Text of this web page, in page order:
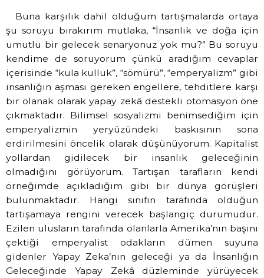
Buna karşılık dahil olduğum tartışmalarda ortaya
şu soruyu bırakırım mutlaka, “İnsanlık ve doğa için
umutlu bir gelecek senaryonuz yok mu?” Bu soruyu
kendime de soruyorum çünkü aradığım cevaplar
içerisinde “kula kulluk”, “sömürü”, “emperyalizm” gibi
insanlığın aşması gereken engellere, tehditlere karşı
bir olanak olarak yapay zekâ destekli otomasyon öne
çıkmaktadır. Bilimsel sosyalizmi benimsediğim için
emperyalizmin yeryüzündeki baskısının sona
erdirilmesini öncelik olarak düşünüyorum. Kapitalist
yollardan gidilecek bir insanlık geleceğinin
olmadığını görüyorum. Tartışan tarafların kendi
örneğimde açıkladığım gibi bir dünya görüşleri
bulunmaktadır. Hangi sınıfın tarafında olduğun
tartışamaya rengini verecek başlangıç durumudur.
Ezilen ulusların tarafında olanlarla Amerika’nın başını
çektiği emperyalist odakların dümen suyuna
gidenler Yapay Zeka’nın geleceği ya da İnsanlığın
Geleceğinde Yapay Zekâ düzleminde yürüyecek